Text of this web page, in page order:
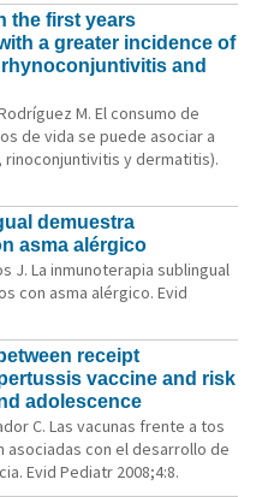
the first years
a greater incidence of
and
M. El consumo de
de vida se puede asociar a
y dermatitis).
demuestra
asma alérgico
J. La inmunoterapia sublingual
con asma alérgico. Evid
receipt
vaccine and risk
adolescence
C. Las vacunas frente a tos
con el desarrollo de
Evid Pediatr 2008;4:8.